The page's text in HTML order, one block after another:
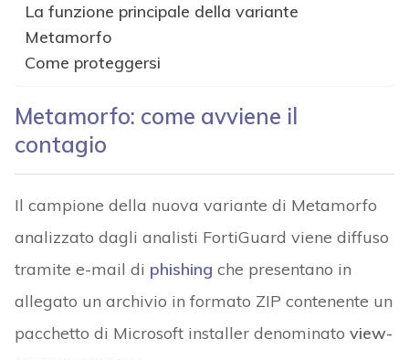
La funzione principale della variante
Metamorfo
Come proteggersi
Metamorfo: come avviene il
contagio
Il campione della nuova variante di Metamorfo
analizzato dagli analisti FortiGuard viene diffuso
tramite e-mail di phishing che presentano in
allegato un archivio in formato ZIP contenente un
pacchetto di Microsoft installer denominato view-